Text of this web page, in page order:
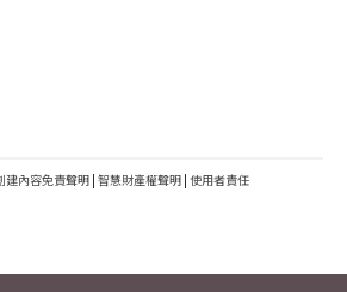
建內容免責聲明 | 智慧財產權聲明 | 使用者責任